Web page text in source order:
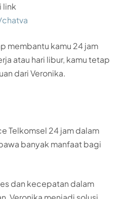
link
membantu kamu 24 jam
atau hari libur, kamu tetap
dari Veronika.
Telkomsel 24 jam dalam
banyak manfaat bagi
dan kecepatan dalam